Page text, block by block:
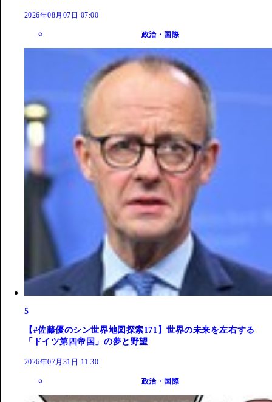
2026年08月07日 07:00
政治・国際
5
【#佐藤優のシン世界地図探索171】世界の未来を左右する
「ドイツ第四帝国」の夢と野望
2026年07月31日 11:30
政治・国際